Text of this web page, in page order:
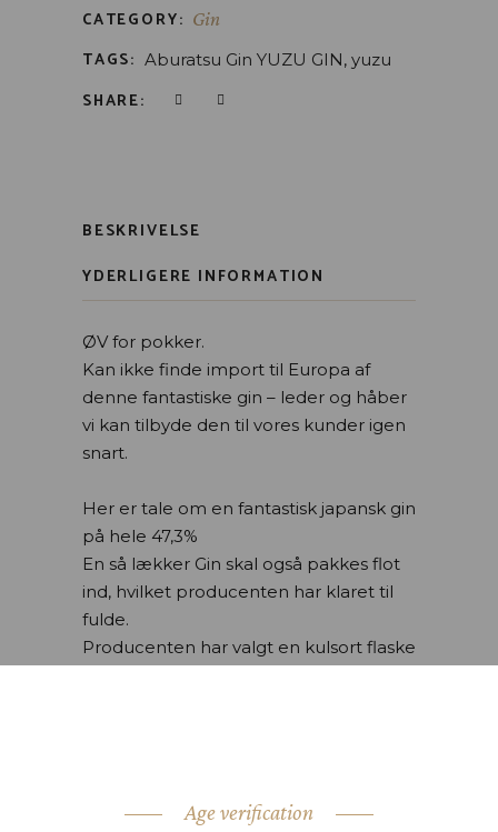
Age verification
CATEGORY: Gin
TAGS: Aburatsu Gin YUZU GIN,yuzu
SHARE:
BESKRIVELSE
YDERLIGERE INFORMATION
ØV for pokker.
Kan ikke finde import til Europa af
denne fantastiske gin – leder og håber
vi kan tilbyde den til vores kunder igen
snart.
Her er tale om en fantastisk japansk gin
på hele 47,3%
En så lækker Gin skal også pakkes flot
ind, hvilket producenten har klaret til
fulde.
Producenten har valgt en kulsort flaske
Yuzu